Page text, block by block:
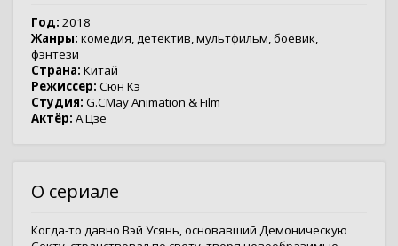
Год: 2018
Жанры: комедия,детектив,мультфильм,боевик,
фэнтези
Страна: Китай
Режиссер: Сюн Кэ
Студия: G.CMay Animation & Film
Актёр: А Цзе
О сериале
Когда-то давно Вэй Усянь, основавший Демоническую